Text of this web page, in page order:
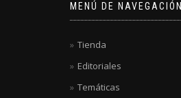
MENÚ DE NAVEGACIÓN
Tienda
Editoriales
Temáticas